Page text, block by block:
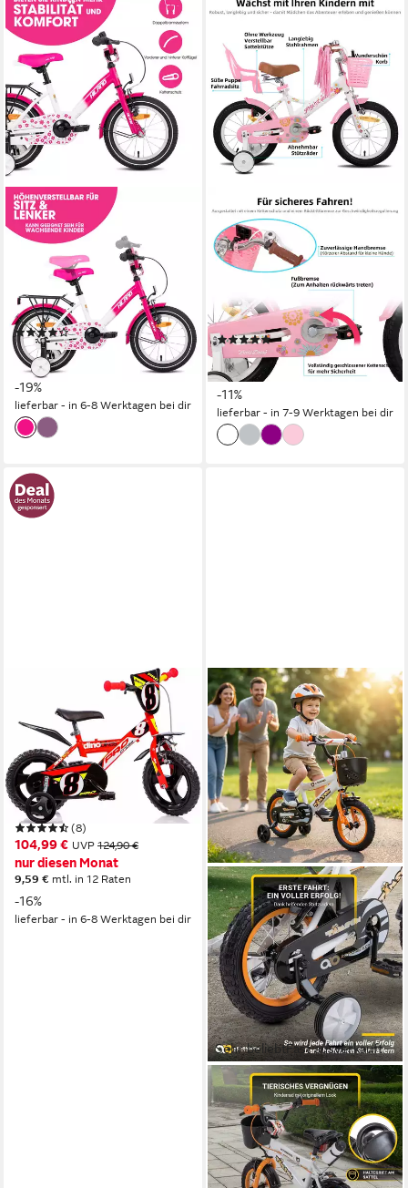
HILAND
Kinderfahrrad Starry
12/14/16 Zoll
Mädchenfahrrad
1 Gänge
80 kg Zul. Gesamtgewicht
(18)
ab 129,99 € 159,99 €
11,87 €mtl. in 12 Raten
-19%
lieferbar - in 6-8 Werktagen bei dir
JOYSTAR
Kinderfahrrad 12/14/16 Zoll
fahrrad für 2-7 Jahre
Mädchen, Geschenk für
80 kg Zul. Gesamtgewicht
(1)
ab 159,99 € 179,99 €
14,61 €mtl. in 12 Raten
-11%
lieferbar - in 7-9 Werktagen bei dir
Kinderfahrrad 12" Pro Cross
Kinderfahrrad Jungen stabiler
Stahl-Rahmen Stützräder
22 cm Rahmenhöhe
1 Gänge
50 kg Zul. Gesamtgewicht
(8)
104,99 € UVP 124,90 €
nur diesen Monat
9,59 € mtl. in 12 Raten
-16%
lieferbar - in 6-8 Werktagen bei dir
Sehr beliebtFast ausverkauft
ACTIONBIKES MOTORS
Kinderfahrrad Timson Kinder
Fahrrad ab 3 Jahre
1 Gänge
20 kg Zul. Gesamtgewicht
Stahl Rahmen